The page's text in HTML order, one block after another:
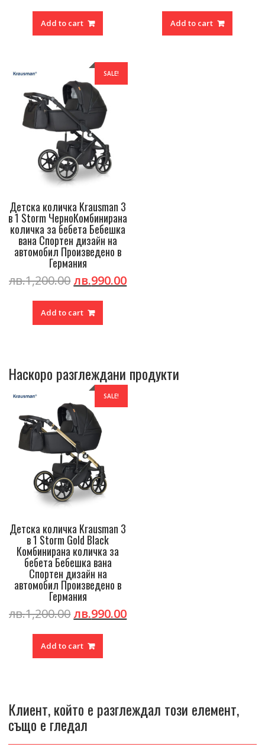
was:
лв.1,200.00. лв.990.00.
Add to cart
was:
Add to cart
SALE!
Детска количка Krausman 3
в 1 Storm ЧерноКомбинирана
количка за бебета Бебешка
вана Спортен дизайн на
автомобил Произведено в
Германия
лв.1,200.00 Original
was:
лв.1,200.00.
лв.990.00Current
Add to cart
Наскоро разглеждани продукти
SALE!
Детска количка Krausman 3
в 1 Storm Gold Black
Комбинирана количка за
бебета Бебешка вана
Спортен дизайн на
автомобил Произведено в
Германия
лв.1,200.00 Original
was:
лв.1,200.00.
лв.990.00Current
Add to cart
Клиент, който е разглеждал този елемент,
също е гледал